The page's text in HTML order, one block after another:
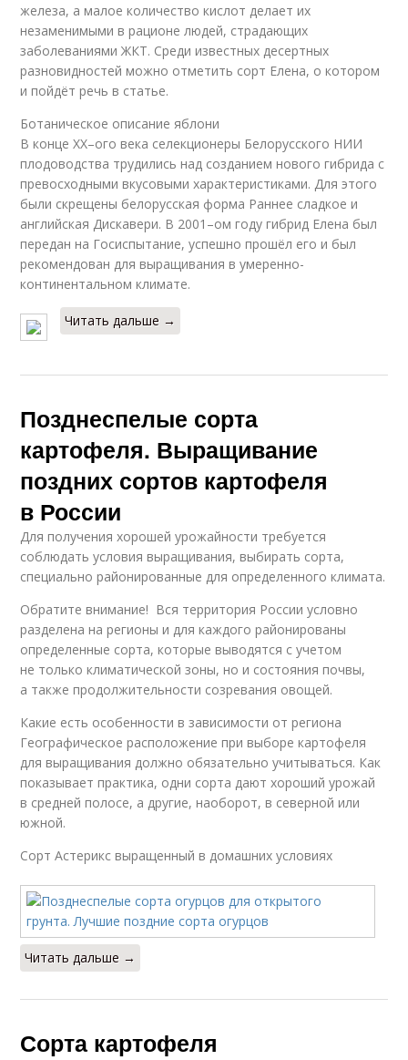
железа, а малое количество кислот делает их
незаменимыми в рационе людей, страдающих
заболеваниями ЖКТ. Среди известных десертных
разновидностей можно отметить сорт Елена, о котором
и пойдёт речь в статье.
Ботаническое описание яблони
В конце XX–ого века селекционеры Белорусского НИИ
плодоводства трудились над созданием нового гибрида с
превосходными вкусовыми характеристиками. Для этого
были скрещены белорусская форма Раннее сладкое и
английская Дискавери. В 2001–ом году гибрид Елена был
передан на Госиспытание, успешно прошёл его и был
рекомендован для выращивания в умеренно-
континентальном климате.
Читать дальше →
Позднеспелые сорта
картофеля. Выращивание
поздних сортов картофеля
в России
Для получения хорошей урожайности требуется
соблюдать условия выращивания, выбирать сорта,
специально районированные для определенного климата.
Обратите внимание! Вся территория России условно
разделена на регионы и для каждого районированы
определенные сорта, которые выводятся с учетом
не только климатической зоны, но и состояния почвы,
а также продолжительности созревания овощей.
Какие есть особенности в зависимости от региона
Географическое расположение при выборе картофеля
для выращивания должно обязательно учитываться. Как
показывает практика, одни сорта дают хороший урожай
в средней полосе, а другие, наоборот, в северной или
южной.
Сорт Астерикс выращенный в домашних условиях
Читать дальше →
Сорта картофеля